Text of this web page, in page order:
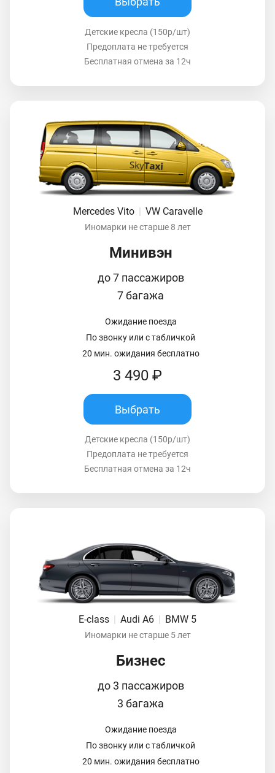
Детские кресла (150р/шт)
Предоплата не требуется
Бесплатная отмена за 12ч
Mercedes Vito VW Caravelle
Иномарки не старше 8 лет
Минивэн
до 7 пассажиров
7 багажа
Ожидание поезда
По звонку или с табличкой
20 мин. ожидания бесплатно
3 490 ₽
Выбрать
Детские кресла (150р/шт)
Предоплата не требуется
Бесплатная отмена за 12ч
E-class | Audi A6 | BMW 5
Иномарки не старше 5 лет
Бизнес
до 3 пассажиров
3 багажа
Ожидание поезда
По звонку или с табличкой
20 мин. ожидания бесплатно